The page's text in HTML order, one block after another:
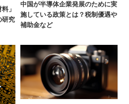
」
研究
中国が半導体企業発展のために実
施している政策とは？税制優遇や
補助金など